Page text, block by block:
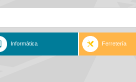
Informática Ferretería